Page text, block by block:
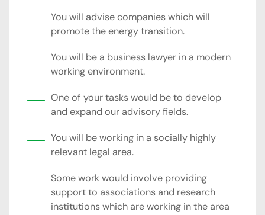
You will advise companies which will
promote the energy transition.
You will be a business lawyer in a modern
working environment.
One of your tasks would be to develop
and expand our advisory fields.
You will be working in a socially highly
relevant legal area.
Some work would involve providing
support to associations and research
institutions which are working in the area